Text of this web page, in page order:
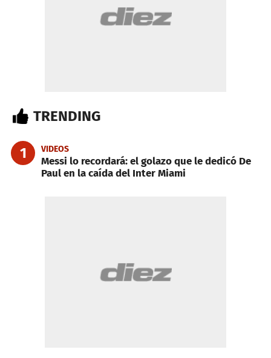
TRENDING
1 VIDEOS
Messi lo recordará: el golazo que le dedicó De
Paul en la caída del Inter Miami